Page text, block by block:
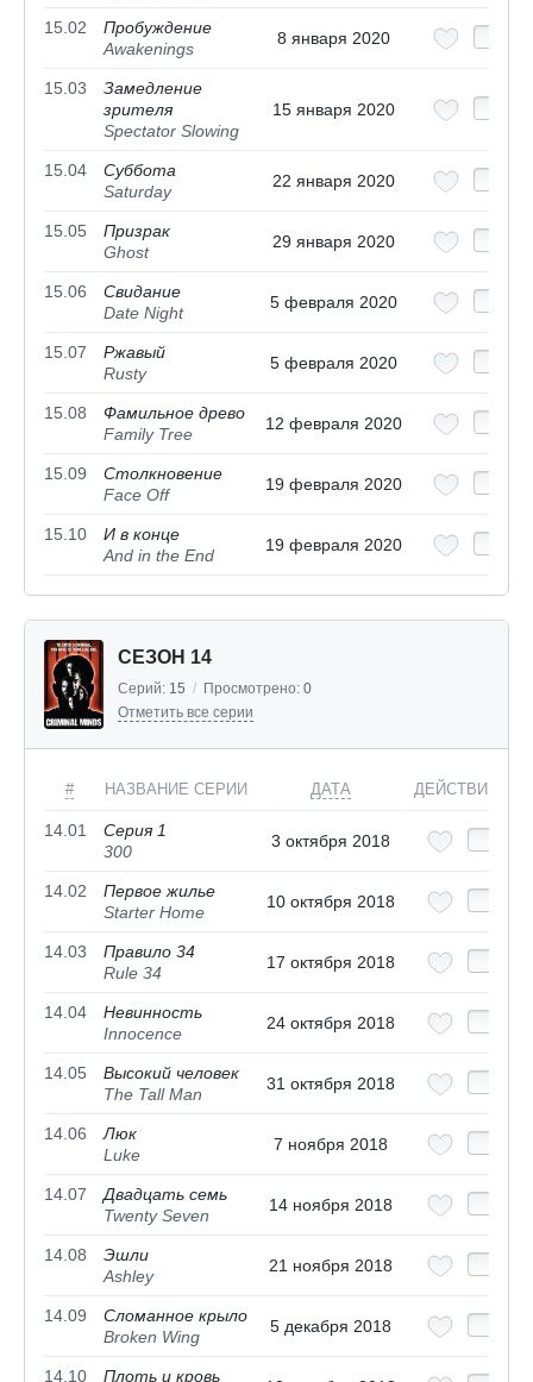
15.02
Пробуждение
Awakenings
8 января 2020
15.03
Замедление
зрителя
Spectator Slowing
15 января 2020
15.04
Суббота
Saturday
22 января 2020
15.05
Призрак
Ghost
29 января 2020
15.06
Свидание
Date Night
5 февраля 2020
15.07
Ржавый
Rusty
5 февраля 2020
15.08
Фамильное древо
Family Tree
12 февраля 2020
15.09
Столкновение
Face Off
19 февраля 2020
15.10
И в конце
And in the End
19 февраля 2020
СЕЗОН 14
Серий: 15 / Просмотрено: 0
Отметить все серии
# НАЗВАНИЕ СЕРИИ ДАТА ДЕЙСТВИЯ
14.01
Серия 1
300
3 октября 2018
14.02
Первое жилье
Starter Home
10 октября 2018
14.03
Правило 34
Rule 34
17 октября 2018
14.04
Невинность
Innocence
24 октября 2018
14.05
Высокий человек
The Tall Man
31 октября 2018
14.06
Люк
Luke
7 ноября 2018
14.07
Двадцать семь
Twenty Seven
14 ноября 2018
14.08
Эшли
Ashley
21 ноября 2018
14.09
Сломанное крыло
Broken Wing
5 декабря 2018
14.10 Плоть и кровь